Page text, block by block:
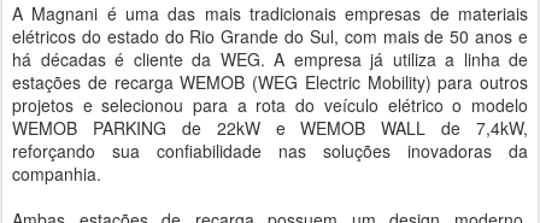
A Magnani é uma das mais tradicionais empresas de materiais
elétricos do estado do Rio Grande do Sul, com mais de 50 anos e
há décadas é cliente da WEG. A empresa já utiliza a linha de
estações de recarga WEMOB (WEG Electric Mobility) para outros
projetos e selecionou para a rota do veículo elétrico o modelo
WEMOB PARKING de 22kW e WEMOB WALL de 7,4kW,
reforçando sua confiabilidade nas soluções inovadoras da
companhia.